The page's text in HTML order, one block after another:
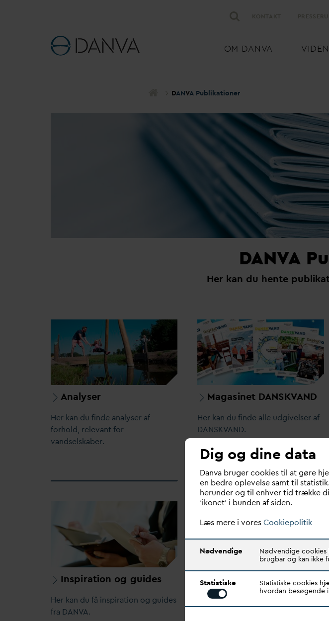
OM DANVA VIDEN
DANVA Publikationer
DANVA
Her kan du hente
Analyser
Her kan du finde analyser af
forhold, relevant for
vandselskaber.
Magasinet DANSKVAND
Her kan du finde alle udgivelser af
DANSKVAND.
Inspiration og guides
Her kan du få inspiration og guides
fra DANVA.
Vand i tal - Bibliotek
Her kan du finde alle udgivelser af
Dig og dine data
Danva bruger cookies til at gøre
en bedre oplevelse samt til
herunder og til enhver tid trække
‘ikonet’ i bunden af siden.
Læs mere i voresCookiepolitik
Nødvendige
Nødvendige
brugbar og kan ikke
Statistiske
Statistiske cookies
hvordan besøgende